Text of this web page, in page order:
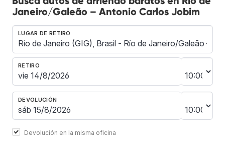
Janeiro/Galeão – Antonio Carlos Jobim
LUGAR DE RETIRO
RETIRO
DEVOLUCIÓN
Devolución en la misma oficina